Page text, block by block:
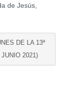
de Jesús,
DE LA 13ª
2021)